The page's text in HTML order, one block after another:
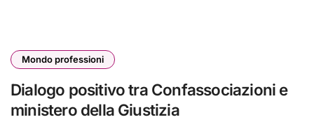
Mondo professioni
Dialogo positivo tra Confassociazioni e
ministero della Giustizia